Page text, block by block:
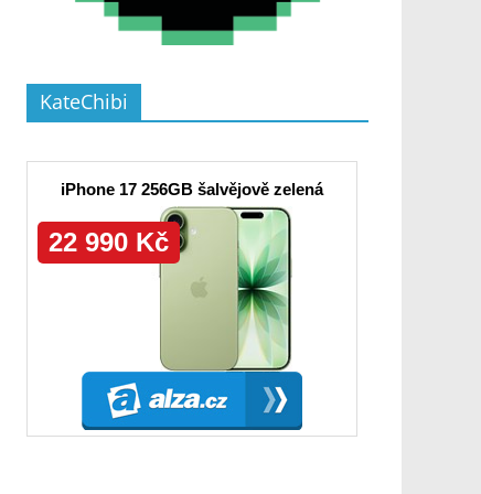
KateChibi